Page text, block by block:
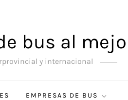
bus al
y internacional
EMPRESAS DE BUS